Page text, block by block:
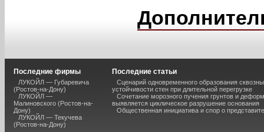
Последние фирмы
ЛУКОЙЛ — Губаревича
(Ростов-на-Дону)
ЛУКОЙЛ —
Малиновского (Ростов-на-
Дону)
ЛУКОЙЛ — Текучева
(Ростов-на-Дону)
Последние статьи
Сценарий одновременного образования
устойчивости стен при длительной перегрузке
Сочетание морозного пучения грунтов и
выявляется циклическое разрушение основания
Общественная инициатива и спор о